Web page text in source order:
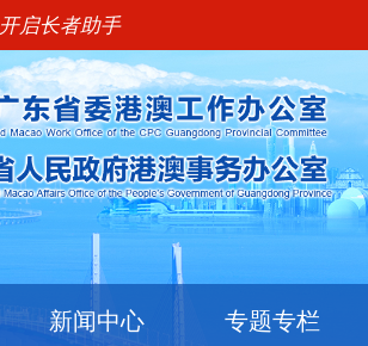
开启长者助手
新闻中心 专题专栏